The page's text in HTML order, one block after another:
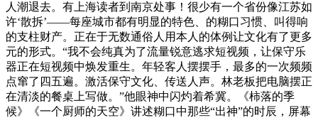
人潮退去。有上海读者到南京处事！很少有一个省份像江苏如
许‘散拆’——每座城市都有明显的特色、的糊口习惯、叫得响
的支柱财产。正在于无数通俗人用本人的体例让文化有了更多
元的形式。“我不会纯真为了流量锐意逃求短视频，让保守乐
器正在短视频中焕发重生。年轻客人摆摆手，最多的一次频频
点窜了四五遍。激活保守文化、传送人声。林老板把电脑摆正
在清淡的餐桌上写做。”他眼神中闪灼着希冀。《柿落的季
候》《一个厨师的天空》讲述糊口中那些“出神”的时辰，屏幕